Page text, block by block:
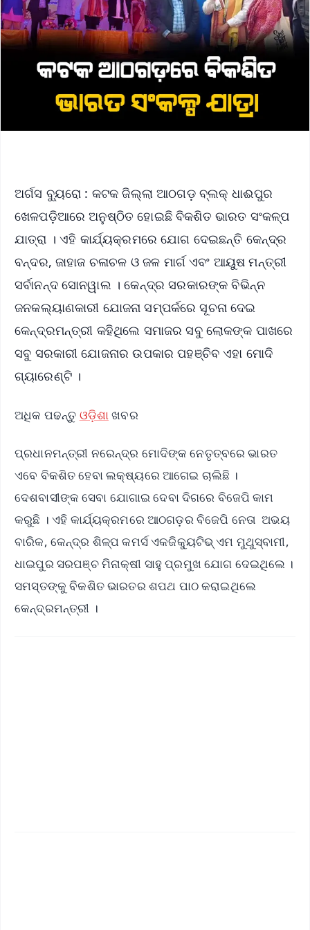
ଅର୍ଗସ ବ୍ୟୁରୋ : କଟକ ଜିଲ୍ଲା ଆଠଗଡ଼ ବ୍ଲକ୍ ଧାଈପୁର
ଖେଳପଡ଼ିଆରେ ଅନୁଷ୍ଠିତ ହୋଇଛି ବିକଶିତ ଭାରତ ସଂକଳ୍ପ
ଯାତ୍ରା । ଏହି କାର୍ଯ୍ୟକ୍ରମରେ ଯୋଗ ଦେଇଛନ୍ତି କେନ୍ଦ୍ର
ବନ୍ଦର, ଜାହାଜ ଚଳାଚଳ ଓ ଜଳ ମାର୍ଗ ଏବଂ ଆୟୁଷ ମନ୍ତ୍ରୀ
ସର୍ବାନନ୍ଦ ସୋନୱାଲ । କେନ୍ଦ୍ର ସରକାରଙ୍କ ବିଭିନ୍ନ
ଜନକଲ୍ୟାଣକାରୀ ଯୋଜନା ସମ୍ପର୍କରେ ସୂଚନା ଦେଇ
କେନ୍ଦ୍ରମନ୍ତ୍ରୀ କହିଥିଲେ ସମାଜର ସବୁ ଲୋକଙ୍କ ପାଖରେ
ସବୁ ସରକାରୀ ଯୋଜନାର ଉପକାର ପହଞ୍ଚିବ ଏହା ମୋଦି
ଗ୍ୟାରେଣ୍ଟି ।
ଅଧିକ ପଢନ୍ତୁ ଓଡ଼ିଶା ଖବର
ପ୍ରଧାନମନ୍ତ୍ରୀ ନରେନ୍ଦ୍ର ମୋଦିଙ୍କ ନେତୃତ୍ବରେ ଭାରତ
ଏବେ ବିକଶିତ ହେବା ଲକ୍ଷ୍ୟରେ ଆଗେଇ ଚାଲିଛି ।
ଦେଶବାସୀଙ୍କ ସେବା ଯୋଗାଇ ଦେବା ଦିଗରେ ବିଜେପି କାମ
କରୁଛି । ଏହି କାର୍ଯ୍ୟକ୍ରମରେ ଆଠଗଡ଼ର ବିଜେପି ନେତା ଅଭୟ
ବାରିକ, କେନ୍ଦ୍ର ଶିଳ୍ପ କମର୍ସ ଏକଜିକ୍ୟୁଟିଭ୍ ଏମ ମୁଥୁସ୍ବାମୀ,
ଧାଇପୁର ସରପଞ୍ଚ ମିନାକ୍ଷୀ ସାହୁ ପ୍ରମୁଖ ଯୋଗ ଦେଇଥିଲେ ।
ସମସ୍ତଙ୍କୁ ବିକଶିତ ଭାରତର ଶପଥ ପାଠ କରାଇଥିଲେ
କେନ୍ଦ୍ରମନ୍ତ୍ରୀ ।